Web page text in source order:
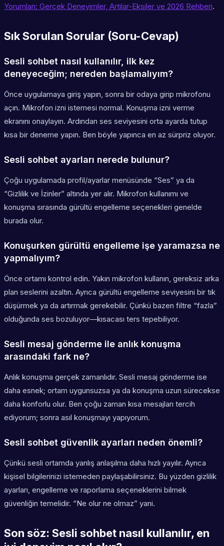
Yorumları: Gerçek Deneyimler, Artılar-Eksiler ve 2026 Rehberi.
Sık Sorulan Sorular (Soru-Cevap)
Sesli sohbet nasıl kullanılır, ilk kez
deneyeceğim; nereden başlamalıyım?
Önce uygulamaya giriş yapın, sonra bir odaya girip mikrofonu
açın. Mikrofon izni istemesi normal. Konuşma izni verme
ekranını onaylayın. Ardından ses seviyesini orta ayarda tutup
kısa bir deneme yapın. Ben böyle yapınca en az sürpriz oluyor.
Sesli sohbet ayarları nerede bulunur?
Çoğu uygulamada profil/ayarlar menüsünde “Ses” ya da
“Gizlilik ve İzinler” altında yer alır. Mikrofon kullanımı ve
konuşma sırasında gürültü engelleme seçenekleri genelde
burada olur.
Konuşurken gürültü engelleme işe yaramazsa ne
yapmalıyım?
Önce ortamı kontrol edin. Yakın mikrofon kullanın, gereksiz arka
plan seslerini azaltın. Ayrıca gürültü engelleme seviyesini bir tık
düşürmek ya da artırmak gerekebilir. Çünkü bazen filtre “fazla”
olduğunda ses bozuluyor—kısacası ters tepebiliyor.
Sesli mesaj gönderme ile anlık konuşma
arasındaki fark ne?
Anlık konuşma gerçek zamanlıdır. Sesli mesaj gönderme ise
daha esnek; ortam uygunsuzsa ya da konuşma uzun sürecekse
daha konforlu olur. Ben çoğu zaman kısa mesajları tercih
ediyorum; sonra asıl konuşmayı yapıyorum.
Sesli sohbet güvenlik ayarları neden önemli?
Çünkü sesli ortamda yanlış anlaşılma daha hızlı yayılır. Ayrıca
kişisel bilgilerinizi istemeden paylaşabilirsiniz. Bu yüzden gizlilik
ayarları, engelleme ve raporlama seçeneklerini bilmek
güvenliğin temelidir. “Ne olur ne olmaz” yani.
Son söz: Sesli sohbet nasıl kullanılır, en